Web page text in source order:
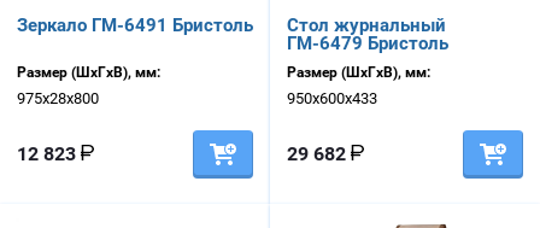
Зеркало ГМ-6491 Бристоль
Размер (ШхГхВ), мм:
975х28х800
12 823
Стол журнальный
ГМ-6479 Бристоль
Размер (ШхГхВ), мм:
950х600х433
29 682